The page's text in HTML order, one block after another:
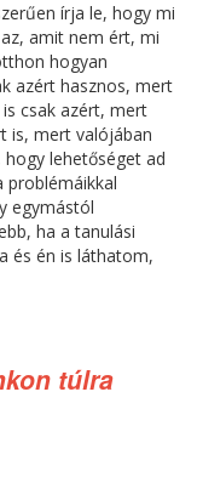
írja le, hogy mi
amit nem ért, mi
hogyan
azért hasznos, mert
csak azért, mert
is, mert valójában
lehetőséget ad
problémáikkal
egymástól
ha a tanulási
és én is láthatom,
túlra